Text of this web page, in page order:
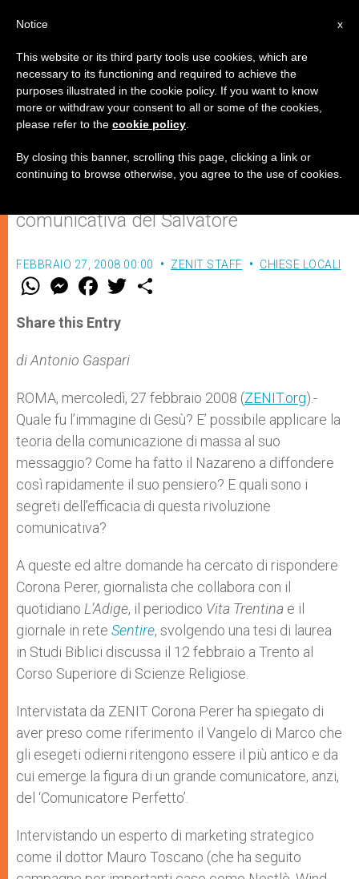
Gesù e la comunicazione della
rivoluzione cristiana
comunicativa del Salvatore
FEBBRAIO 27, 2008 00:00 ZENIT STAFF CHIESE LOCALI
W
t
s
p
p
M
e
s
e
g
e
F
a
e
b
o
k
w
Share this Entry
di Antonio Gaspari
ROMA, mercoledì, 27 febbraio 2008 (ZENIT.org).-
Quale fu l’immagine di Gesù? E’ possibile applicare la
teoria della comunicazione di massa al suo
messaggio? Come ha fatto il Nazareno a diffondere
così rapidamente il suo pensiero? E quali sono i
segreti dell’efficacia di questa rivoluzione
comunicativa?
A queste ed altre domande ha cercato di rispondere
Corona Perer, giornalista che collabora con il
quotidiano L’Adige, il periodico Vita Trentina e il
giornale in rete Sentire, svolgendo una tesi di laurea
in Studi Biblici discussa il 12 febbraio a Trento al
Corso Superiore di Scienze Religiose.
Intervistata da ZENIT Corona Perer ha spiegato di
aver preso come riferimento il Vangelo di Marco che
gli esegeti odierni ritengono essere il più antico e da
cui emerge la figura di un grande comunicatore, anzi,
del ‘Comunicatore Perfetto’.
Intervistando un esperto di marketing strategico
come il dottor Mauro Toscano (che ha seguito
x
Notice
This website or its third party tools use cookies, which are
necessary to its functioning and required to achieve the
purposes illustrated in the cookie policy. If you want to know
more or withdraw your consent to all or some of the cookies,
please refer to the cookie policy
By closing this banner, scrolling this page, clicking a link or
continuing to browse otherwise, you agree to the use of cookies.